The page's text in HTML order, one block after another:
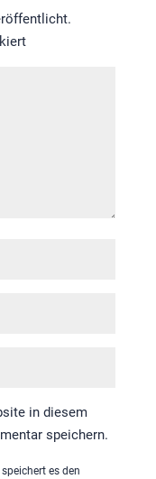
in diesem
speichern.
es den